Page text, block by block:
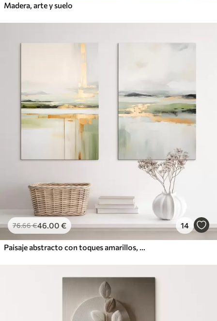
Madera, arte y suelo
76.66€46.00 € 14
Paisaje abstracto con toques amarillos, una composición minimalista de tierra, agua y cielo, con colores apagados